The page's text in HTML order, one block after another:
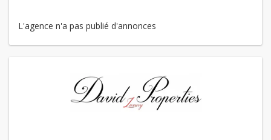
L'agence n'a pas publié d'annonces